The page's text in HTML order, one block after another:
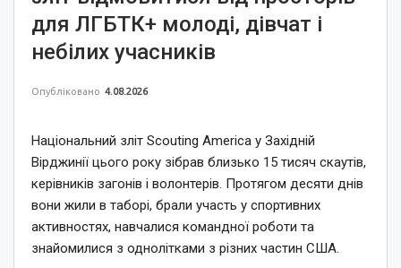
для ЛГБТК+ молоді, дівчат і
небілих учасників
Опубліковано 4.08.2026
Національний зліт Scouting America у Західній
Вірджинії цього року зібрав близько 15 тисяч скаутів,
керівників загонів і волонтерів. Протягом десяти днів
вони жили в таборі, брали участь у спортивних
активностях, навчалися командної роботи та
знайомилися з однолітками з різних частин США.